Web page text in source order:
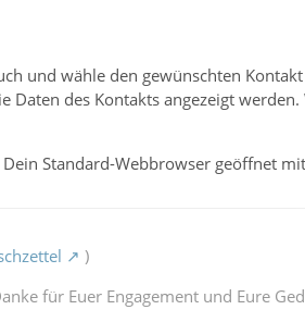
und wähle den gewünschten
Daten des Kontakts angezeigt
Standard-Webbrowser geöffnet
)
für Euer Engagement und Eure